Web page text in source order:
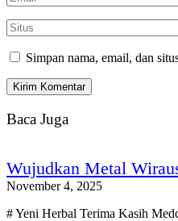
Simpan nama, email, dan
Baca Juga
Wujudkan Metal
November 4, 2025
# Yeni Herbal Terima Kasih